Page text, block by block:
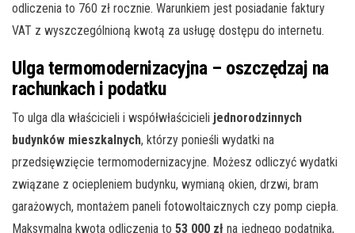
odliczenia to 760 zł rocznie. Warunkiem jest posiadanie faktury
VAT z wyszczególnioną kwotą za usługę dostępu do internetu.
Ulga termomodernizacyjna – oszczędzaj na
rachunkach i podatku
To ulga dla właścicieli i współwłaścicieli jednorodzinnych
budynków mieszkalnych, którzy ponieśli wydatki na
przedsięwzięcie termomodernizacyjne. Możesz odliczyć wydatki
związane z ociepleniem budynku, wymianą okien, drzwi, bram
garażowych, montażem paneli fotowoltaicznych czy pomp ciepła.
Maksymalna kwota odliczenia to 53 000 zł na jednego podatnika,